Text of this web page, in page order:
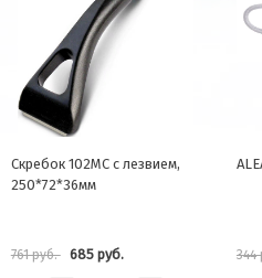
Скребок 102MC с лезвием,
250*72*36мм
761 руб. 685 руб. 344